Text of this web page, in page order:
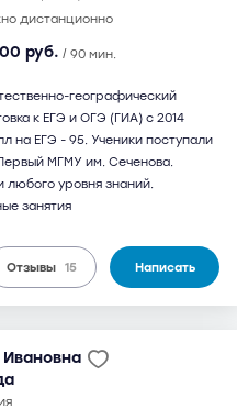
дистанционно
руб. / 90 мин.
географический
к ЕГЭ и ОГЭ (ГИА) с 2014
на ЕГЭ - 95. Ученики поступали
МГМУ им. Сеченова.
любого уровня знаний.
занятия
Отзывы 15 Написать